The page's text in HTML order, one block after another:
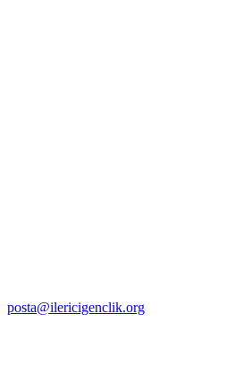
posta@ilericigenclik.org